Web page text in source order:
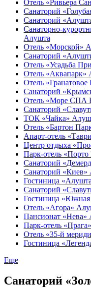
Отель «Ривьера
Санаторий
Санаторий
Санаторно-
Алушта
Отель «Морской»
Санаторий
Отель «Усадьба
Отель «Аквапарк»
Отель
Санаторий
Отель «Море СПА
Санаторий
ТОК «Чайка»
Отель «Бартон
Апарт-отель
Центр отдыха
Парк-отель
Санаторий
Санаторий «Киев»
Гостиница
Санаторий
Гостиница
Отель «Агора»
Пансионат «Нева»
Парк-отель
Отель «35-й
Гостиница
Еще
Санаторий